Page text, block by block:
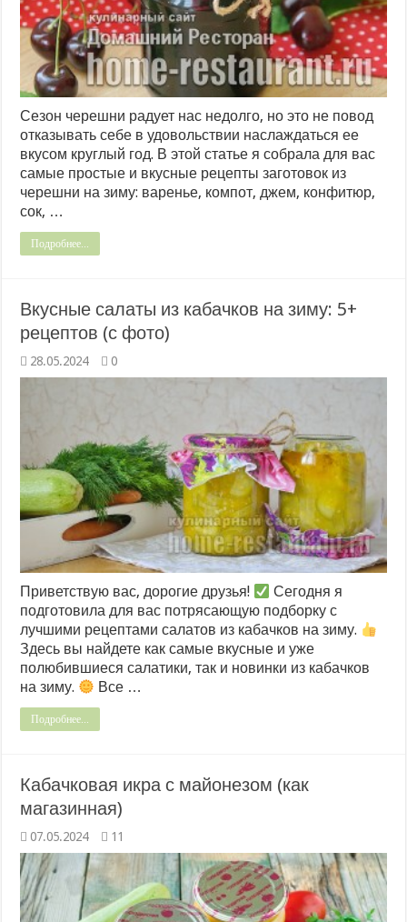
Сезон черешни радует нас недолго, но это не повод
отказывать себе в удовольствии наслаждаться ее
вкусом круглый год. В этой статье я собрала для вас
самые простые и вкусные рецепты заготовок из
черешни на зиму: варенье, компот, джем, конфитюр,
сок, …
Подробнее...
Вкусные салаты из кабачков на зиму: 5+
рецептов (с фото)
28.05.2024 0
Приветствую вас, дорогие друзья!
Сегодня я
подготовила для вас потрясающую подборку с
лучшими рецептами салатов из кабачков на зиму.
Здесь вы найдете как самые вкусные и уже
полюбившиеся салатики, так и новинки из кабачков
на зиму.
Все …
Подробнее...
Кабачковая икра с майонезом (как
магазинная)
07.05.2024 11